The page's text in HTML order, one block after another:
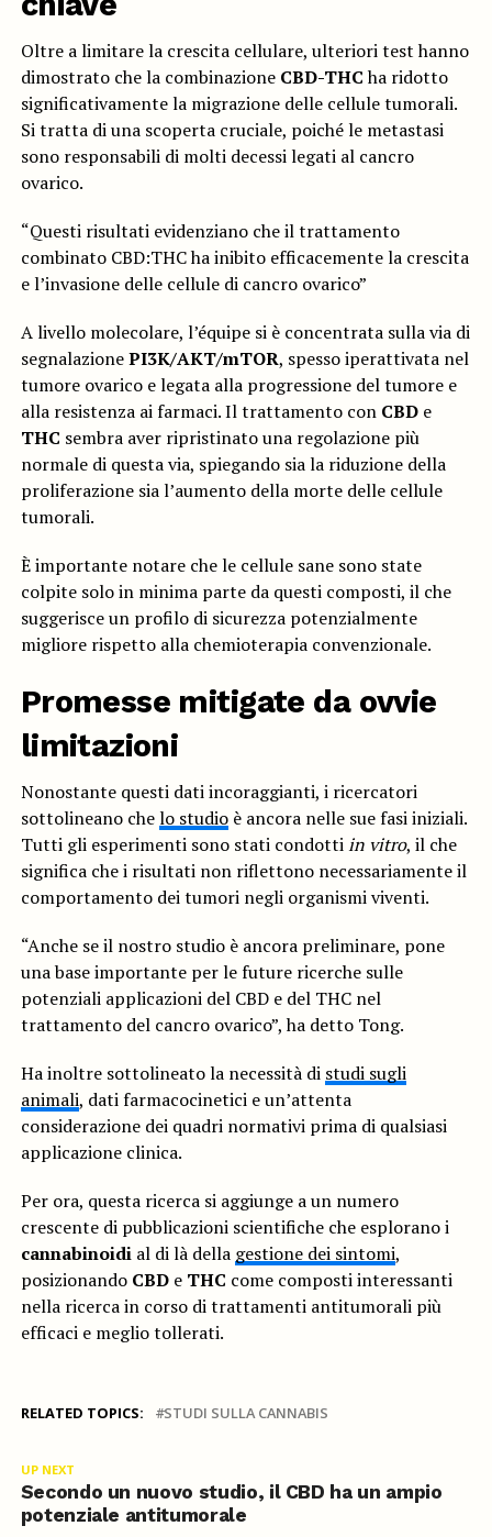
Oltre a limitare la crescita cellulare, ulteriori test hanno
dimostrato che la combinazione CBD-THCha ridotto
significativamente la migrazione delle cellule tumorali.
Si tratta di una scoperta cruciale, poiché le metastasi
sono responsabili di molti decessi legati al cancro
ovarico.
“Questi risultati evidenziano che il trattamento
combinato CBD:THC ha inibito efficacemente la crescita
e l’invasione delle cellule di cancro ovarico”
A livello molecolare, l’équipe si è concentrata sulla via di
segnalazionePI3K/AKT/mTOR, spesso iperattivata nel
tumore ovarico e legata alla progressione del tumore e
alla resistenza ai farmaci. Il trattamento con CBDe
THC sembra aver ripristinato una regolazione più
normale di questa via, spiegando sia la riduzione della
proliferazione sia l’aumento della morte delle cellule
tumorali.
È importante notare che le cellule sane sono state
colpite solo in minima parte da questi composti, il che
suggerisce un profilo di sicurezza potenzialmente
migliore rispetto alla chemioterapia convenzionale.
Promesse mitigate da ovvie
limitazioni
Nonostante questi dati incoraggianti, i ricercatori
sottolineano chelo studioè ancora nelle sue fasi iniziali.
Tutti gli esperimenti sono stati condottiin vitro, il che
significa che i risultati non riflettono necessariamente il
comportamento dei tumori negli organismi viventi.
“Anche se il nostro studio è ancora preliminare, pone
una base importante per le future ricerche sulle
potenziali applicazioni del CBD e del THC nel
trattamento del cancro ovarico”, ha detto Tong.
Ha inoltre sottolineato la necessità di studi sugli
animali, dati farmacocinetici e un’attenta
considerazione dei quadri normativi prima di qualsiasi
applicazione clinica.
Per ora, questa ricerca si aggiunge a un numero
crescente di pubblicazioni scientifiche che esplorano i
cannabinoidial di là della gestione dei sintomi,
posizionando CBDe THC come composti interessanti
nella ricerca in corso di trattamenti antitumorali più
efficaci e meglio tollerati.
RELATED TOPICS: STUDI SULLA CANNABIS
UP NEXT
Secondo un nuovo studio, il CBD ha un ampio
potenziale antitumorale